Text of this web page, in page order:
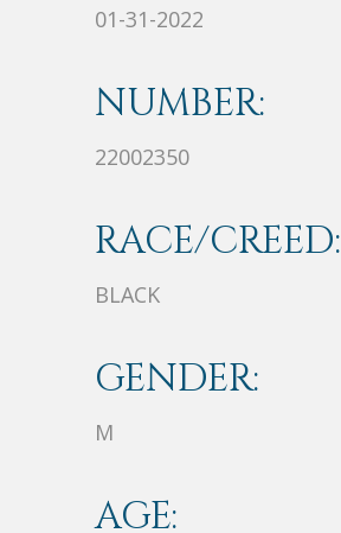
01-31-2022
NUMBER:
22002350
RACE/CREED:
BLACK
GENDER:
M
AGE: